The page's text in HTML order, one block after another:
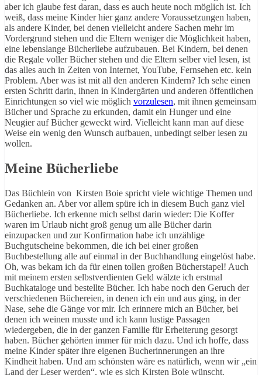
aber ich glaube fest daran, dass es auch heute noch möglich ist. Ich
weiß, dass meine Kinder hier ganz andere Voraussetzungen haben,
als andere Kinder, bei denen vielleicht andere Sachen mehr im
Vordergrund stehen und die Eltern weniger die Möglichkeit haben,
eine lebenslange Bücherliebe aufzubauen. Bei Kindern, bei denen
die Regale voller Bücher stehen und die Eltern selber viel lesen, ist
das alles auch in Zeiten von Internet, YouTube, Fernsehen etc. kein
Problem. Aber was ist mit all den anderen Kindern? Ich sehe einen
ersten Schritt darin, ihnen in Kindergärten und anderen öffentlichen
Einrichtungen so viel wie möglich vorzulesen, mit ihnen gemeinsam
Bücher und Sprache zu erkunden, damit ein Hunger und eine
Neugier auf Bücher geweckt wird. Vielleicht kann man auf diese
Weise ein wenig den Wunsch aufbauen, unbedingt selber lesen zu
wollen.
Meine Bücherliebe
Das Büchlein von Kirsten Boie spricht viele wichtige Themen und
Gedanken an. Aber vor allem spüre ich in diesem Buch ganz viel
Bücherliebe. Ich erkenne mich selbst darin wieder: Die Koffer
waren im Urlaub nicht groß genug um alle Bücher darin
einzupacken und zur Konfirmation habe ich unzählige
Buchgutscheine bekommen, die ich bei einer großen
Buchbestellung alle auf einmal in der Buchhandlung eingelöst habe.
Oh, was bekam ich da für einen tollen großen Bücherstapel! Auch
mit meinem ersten selbstverdienten Geld wälzte ich erstmal
Buchkataloge und bestellte Bücher. Ich habe noch den Geruch der
verschiedenen Büchereien, in denen ich ein und aus ging, in der
Nase, sehe die Gänge vor mir. Ich erinnere mich an Bücher, bei
denen ich weinen musste und ich kann lustige Passagen
wiedergeben, die in der ganzen Familie für Erheiterung gesorgt
haben. Bücher gehörten immer für mich dazu. Und ich hoffe, dass
meine Kinder später ihre eigenen Bucherinnerungen an ihre
Kindheit haben. Und am schönsten wäre es natürlich, wenn wir „ein
Land der Leser werden“, wie es sich Kirsten Boie wünscht.